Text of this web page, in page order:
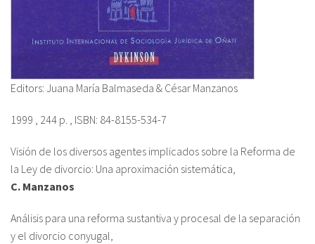
Editors: Juana María Balmaseda & César Manzanos
1999 , 244 p. , ISBN: 84-8155-534-7
Visión de los diversos agentes implicados sobre la Reforma de
la Ley de divorcio: Una aproximación sistemática,
C. Manzanos
Análisis para una reforma sustantiva y procesal de la separación
y el divorcio conyugal,